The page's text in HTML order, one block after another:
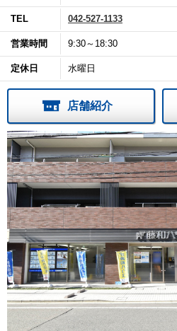
TEL 042-527-1133
営業時間 9:30～18:30
定休日 水曜日
店舗紹介